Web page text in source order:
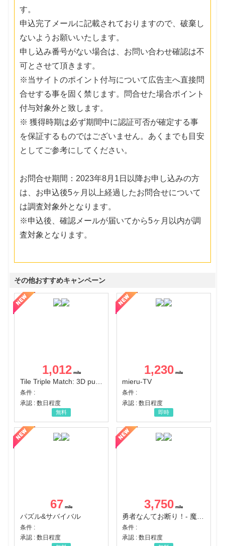
す。
申込完了メールに記載されておりますので、破棄し
ないようお願いいたします。
申し込み番号がない場合は、お問い合わせ確認は不
可とさせて頂きます。
※当サイトのポイント付与について広告主へ直接問
合せする事を固く禁じます。問合せた場合ポイント
付与対象外と致します。
※ 獲得時期は必ず期間中に認証可否が確定する事
を保証するものではございません。あくまでも目安
としてご参考にしてください。
お問合せ期間：2023年8月1日以降お申し込みの方
は、お申込後5ヶ月以上経過したお問合せについて
は調査対象外となります。
※申込後、確認メールが届いてから5ヶ月以内が調
査対象となります。
その他おすすめキャンペーン
1,012
Tile Triple Match: 3D puzzle
条件 :
承認 : 数日程度
無料
1,230
mieru-TV
条件 :
承認 : 数日程度
即時
67
パズル&サバイバル
条件 :
承認 : 数日程度
3,750
条件 :
承認 : 数日程度